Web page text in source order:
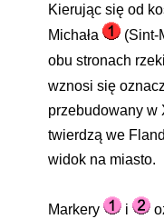
Kierując się od
Michała
(Sint-
obu stronach
wznosi się
przebudowany w
twierdzą we
widok na miasto.
Markery i